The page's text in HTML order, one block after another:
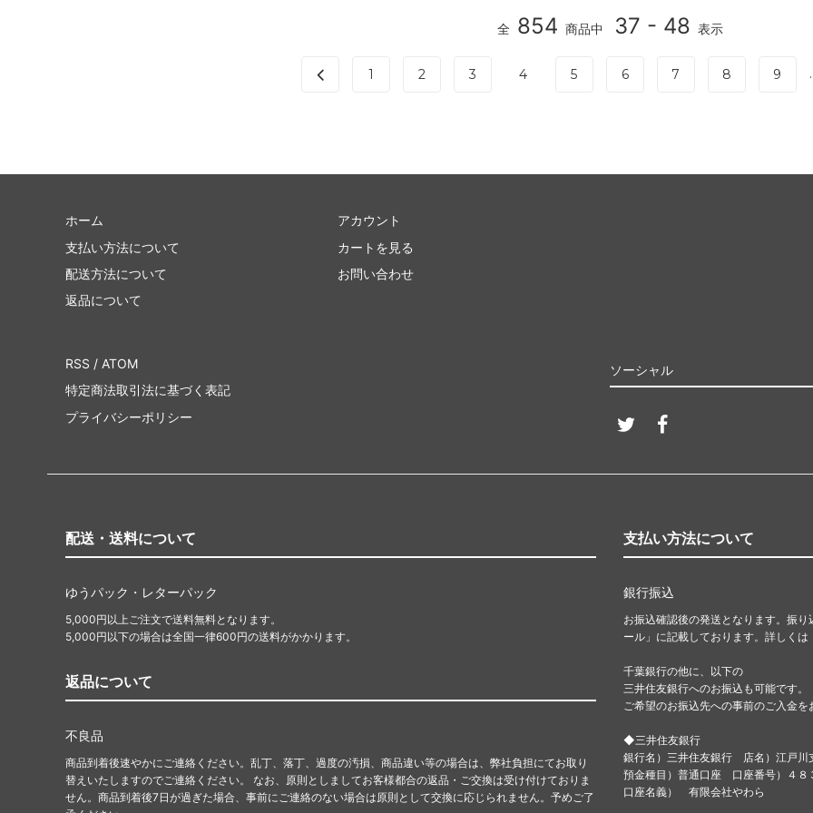
全 854 商品中 37 - 48 表示
1 2 3 4 5 6 7 8 9
ホーム
支払い方法について
配送方法について
返品について
アカウント
カートを見る
お問い合わせ
ソーシャル
RSS / ATOM
特定商法取引法に基づく表記
プライバシーポリシー
配送・送料について
ゆうパック・レターパック
5,000円以上ご注文で送料無料となります。
5,000円以下の場合は全国一律600円の送料がかかります。
返品について
不良品
商品到着後速やかにご連絡ください。乱丁、落丁、過度の汚損、商品違い等の場合は、弊社負担にてお取り
替えいたしますのでご連絡ください。 なお、原則としましてお客様都合の返品・ご交換は受け付けておりま
せん。商品到着後7日が過ぎた場合、事前にご連絡のない場合は原則として交換に応じられません。予めご了
支払い方法について
銀行振込
お振込確認後の発送となります。振
ール」に記載しております。詳しくは
千葉銀行の他に、以下の
三井住友銀行へのお振込も可能です。
ご希望のお振込先への事前のご入金を
◆三井住友銀行
銀行名）三井住友銀行 店名）江戸川
預金種目）普通口座 口座番号）４８
口座名義） 有限会社やわら